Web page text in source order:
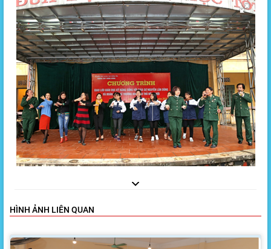
HÌNH ẢNH LIÊN QUAN